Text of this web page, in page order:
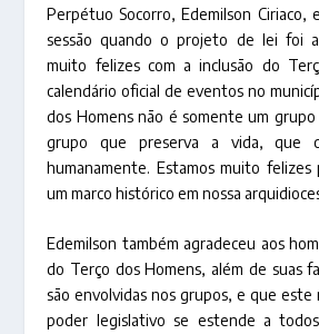
Perpétuo Socorro, Edemilson Ciriaco,
sessão quando o projeto de lei foi
muito felizes com a inclusão do
calendário oficial de eventos no
dos Homens não é somente um grupo
grupo que preserva a vida, que
humanamente. Estamos muito
um marco histórico em nossa
Edemilson também agradeceu aos
do Terço dos Homens, além de suas
são envolvidas nos grupos, e que
poder legislativo se estende a